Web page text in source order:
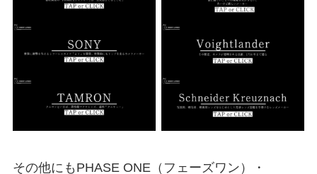
その他にもPHASE ONE（フェーズワン）・